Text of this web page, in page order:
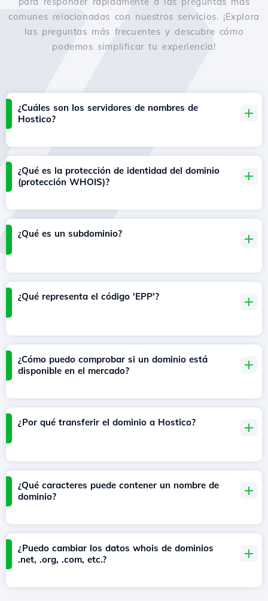
comunes relacionadas con nuestros servicios. ¡Explora
las preguntas más frecuentes y descubre cómo
podemos simplificar tu experiencia!
¿Cuáles son los servidores de nombres de
Hostico?
¿Qué es la protección de identidad del dominio
(protección WHOIS)?
¿Qué es un subdominio?
¿Qué representa el código 'EPP'?
¿Cómo puedo comprobar si un dominio está
disponible en el mercado?
¿Por qué transferir el dominio a Hostico?
¿Qué caracteres puede contener un nombre de
dominio?
¿Puedo cambiar los datos whois de dominios
.net, .org, .com, etc.?